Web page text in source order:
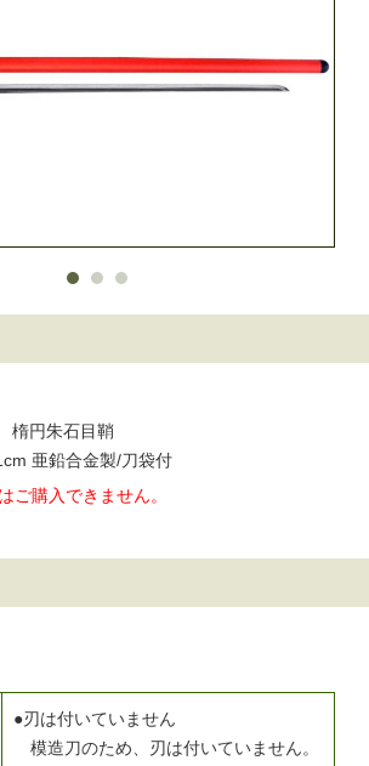
楕円朱石目鞘
亜鉛合金製/刀袋付
ご購入できません。
●刃は付いていません
模造刀のため、刃は付いていません。